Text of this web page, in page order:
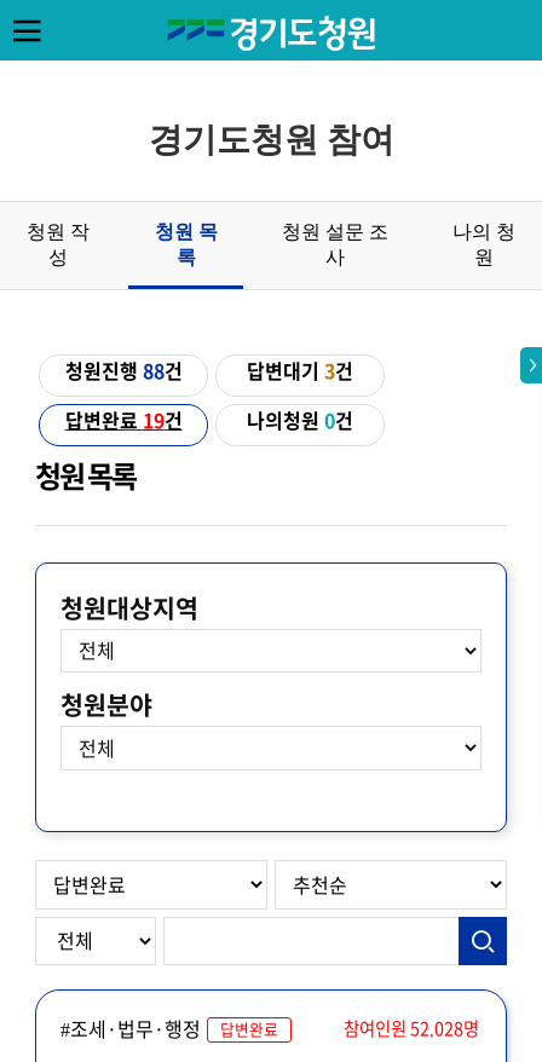
경기도청원 참여
청원 작
성
청원 목
록
청원 설문 조
사
나의 청
원
청원 목록
청원진행 88건 답변대기 3건
답변완료 19건 나의청원0건
청원대상지역
청원분야
#조세·법무·행정 답변완료 참여인원 52,028명